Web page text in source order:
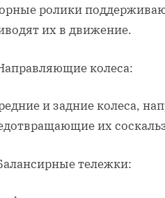
ролики
их в движение.
колеса:
и задние колеса,
их
тележки: